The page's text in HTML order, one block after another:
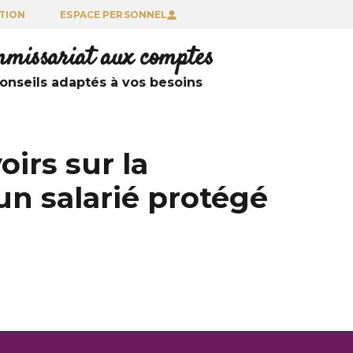
ESPACE PERSONNEL
aux comptes
adaptés à vos besoins
sur la
salarié protégé